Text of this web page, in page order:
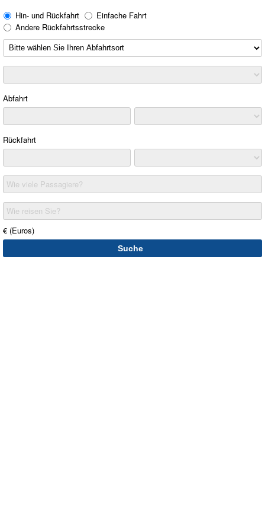
Hin- und Rückfahrt
Einfache Fahrt
Andere Rückfahrtsstrecke
Abfahrt
Rückfahrt
Wie viele Passagiere?
Wie reisen Sie?
€ (Euros)
Suche